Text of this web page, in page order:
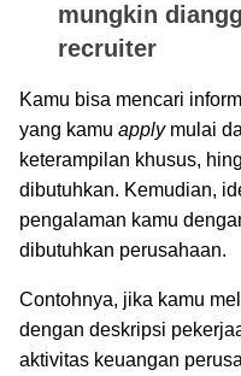
mungkin
recruiter
Kamu bisa mencari
yang kamu applymulai
keterampilan khusus,
dibutuhkan. Kemudian,
pengalaman kamu
dibutuhkan perusahaan.
Contohnya, jika kamu
dengan deskripsi
aktivitas keuangan